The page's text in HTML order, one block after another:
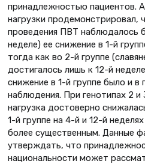
принадлежностью пациентов.
нагрузки продемонстрировал,
проведения ПВТ наблюдалось
неделе) ее снижение в 1-й
тогда как во 2-й группе
достигалось лишь к 12-й
снижение в 1-й группе было и
наблюдения. При генотипах 2 и
нагрузка достоверно
1-й группе на 4-й и 12-й
более существенным. Данные
утверждать, что
национальности может